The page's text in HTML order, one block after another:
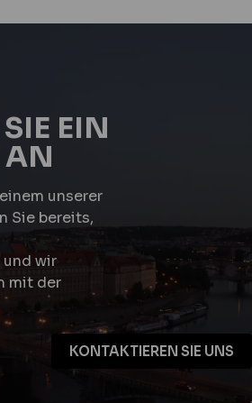
EIN
AN
unserer
Sie bereits,
und wir
mit der
KONTAKTIEREN SIE UNS